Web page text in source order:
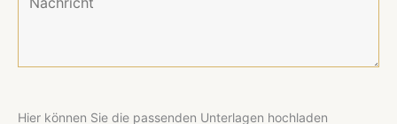
Hier können Sie die passenden Unterlagen hochladen